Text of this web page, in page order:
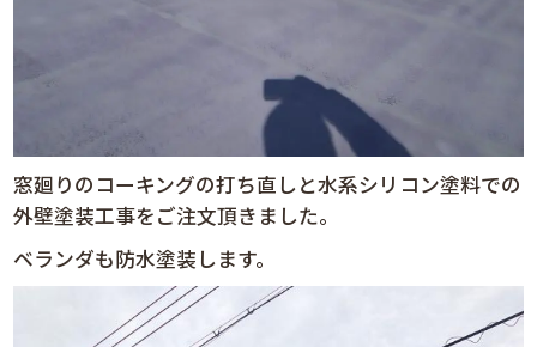
窓廻りのコーキングの打ち直しと水系シリコン塗料での
外壁塗装工事をご注文頂きました。
ベランダも防水塗装します。